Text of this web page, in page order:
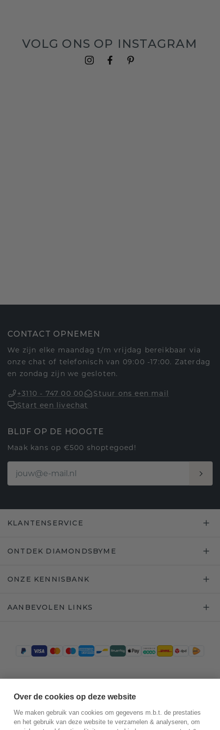
VOLG ONS OP INSTAGRAM
CONTACT OPNEMEN
We zijn elke maandag t/m vrijdag bereikbaar via
onze chat of telefonisch van 09:00 -17:00. Zaterdag
en zondag zijn we gesloten.
+3110 - 747 00 00
Stuur ons een mail
Start een livechat
BLIJF OP DE HOOGTE
Maak kans op €500 shoptegoed!
KLANTENSERVICE
ONTDEK DIAMONDSBYME
ONZE KENNISBANK
AANBEVOLEN LINKS
Over de cookies op deze website
We maken gebruik van cookies om gegevens m.b.t. de prestaties
en het gebruik van deze website te verzamelen & analyseren, om